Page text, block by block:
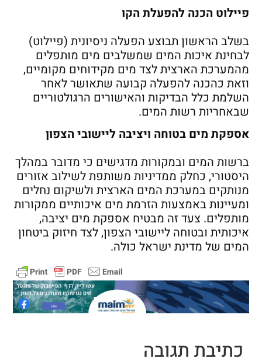
פיילוט הכנה להפעלת הקו
בשלב הראשון תבוצע הפעלה ניסיונית (פיילוט)
לבחינת איכות המים שמשלבים מים מותפלים
מהמערכת הארצית לצד מים מקידוחים מקומיים,
וזאת כהכנה להפעלה קבועה שתאושר לאחר
השלמת כלל הבדיקות והאישורים הרגולטוריים
שבאחריות רשות המים.
אספקת מים בטוחה ויציבה ליישובי הצפון
ברשות המים ובמקורות מדגישים כי מדובר במהלך
היסטורי, כחלק ממדיניות משותפת לשילוב אזורים
מנותקים במערכת המים הארצית ולשיקום נחלים
ומעיינות באמצעות הזרמת מים איכותיים ממקורות
מותפלים. צעד זה מבטיח אספקת מים יציבה,
איכותית ובטוחה ליישובי הצפון, לצד חיזוק ביטחון
המים של מדינת ישראל כולה.
כתיבת תגובה